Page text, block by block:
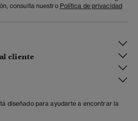
consulta nuestro Política de privacidad
cliente
diseñado para ayudarte a encontrar la